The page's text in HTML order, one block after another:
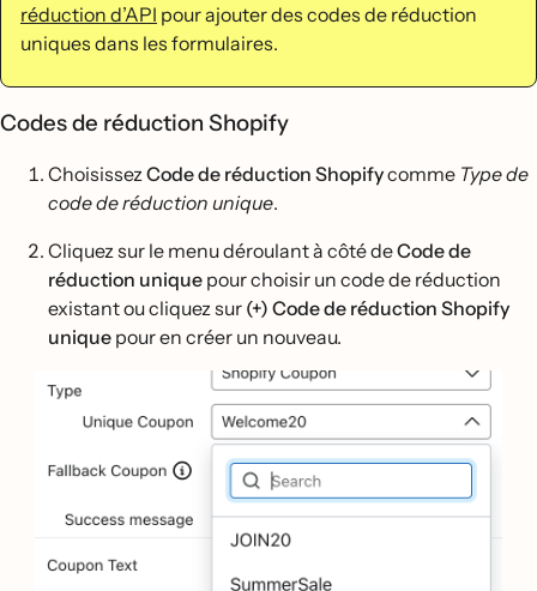
réduction d’API pour ajouter des codes de réduction
uniques dans les formulaires.
Codes de réduction Shopify
ChoisissezCode de réduction Shopifycomme Type de
code de réduction unique.
Cliquez sur le menu déroulant à côté deCode de
réduction unique pour choisir un code de réduction
existant ou cliquez sur (+) Code de réduction Shopify
unique pour en créer un nouveau.